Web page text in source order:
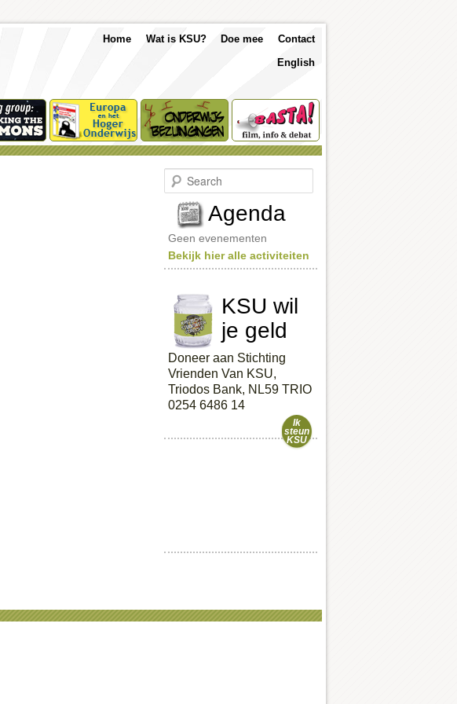
TopSkip
content
Skip
content
Contact
Doe mee
Wat is KSU?
Home
English
e
c
h
Agenda
Geen evenementen
Bekijk hier alle activiteiten
KSU wil
je geld
Doneer aan Stichting
Vrienden Van KSU,
Triodos Bank, NL59 TRIO
0254 6486 14
Ik
steun
KSU